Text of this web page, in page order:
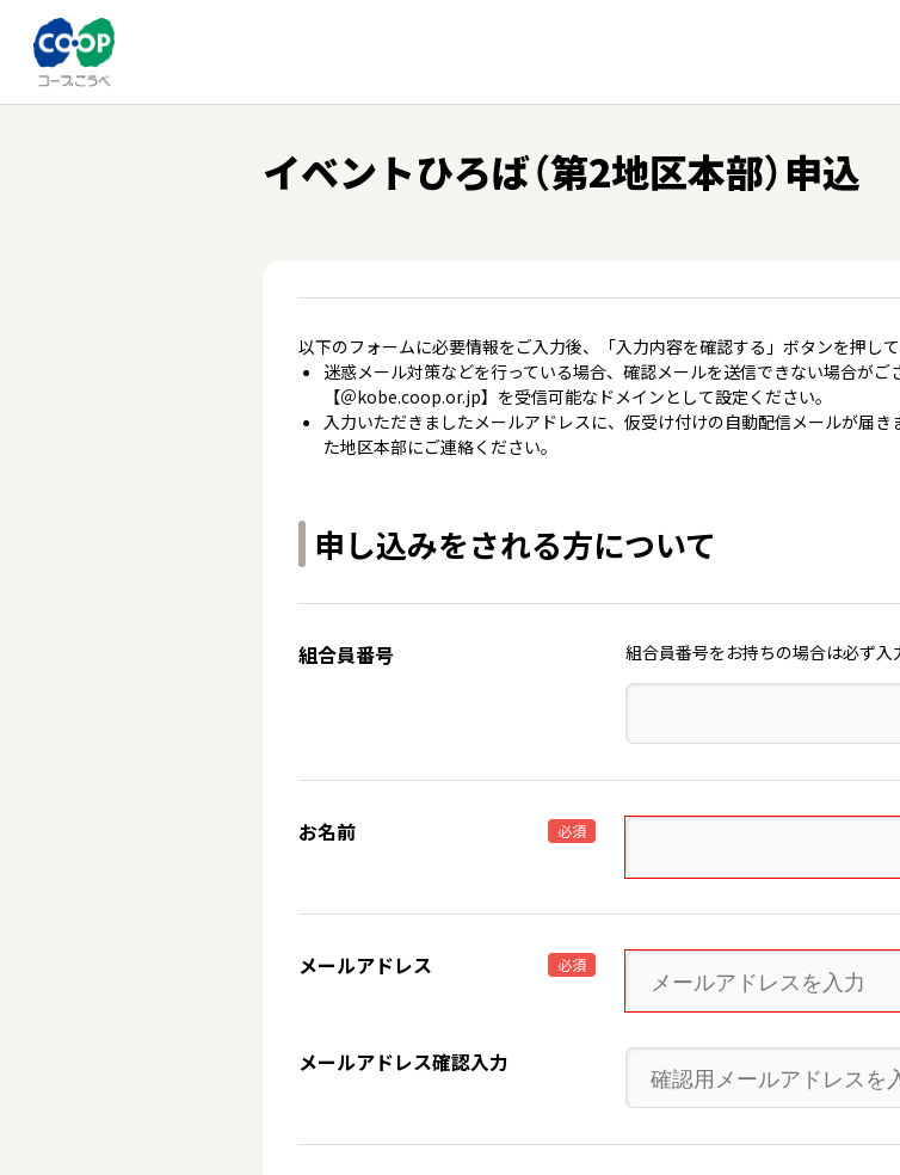
イベントひろば（第2地区本部）申込
以下のフォームに必要情報をご入力後、「入力内容を確認する」ボタンを押して
迷惑メール対策などを行っている場合、確認メールを送信できない場合が
【＠kobe.coop.or.jp】を受信可能なドメインとして設定ください。
入力いただきましたメールアドレスに、仮受け付けの自動配信メールが届
た地区本部にご連絡ください。
申し込みをされる方について
組合員番号 組合員番号をお持ちの場合は必ず入
お名前 必須
メールアドレス 必須
メールアドレス確認入力